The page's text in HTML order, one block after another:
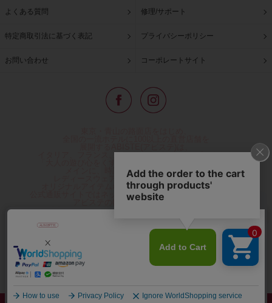
よくある質問 修理/サポート
特定商取引法に基づく表記 プライバシーポリシー
お問い合わせ コーポレートサイト
イタリア、フランス、アメリカなどからインポートした
メインに、時計、バッグ、財布、小物、
レディースウェアや、ここでしか手に入らない
オリジナルアイテムなどを幅広くご用意しています。
公式通販サイトではネックレスやイヤリングをはじめとする
アビステの幅広い商品を取り揃え、
人気ランキングやテレビなどメディア着用商品、
などのサービスをご提供。
心躍るインポートアクセサリーや時計、小物などで、
お客様の日常をほんの少し豊かにし、
夢やときめきを与えられるよう願っています。
◆ギフトラッピング無料/11,000円以上のご注文で送料無料◆